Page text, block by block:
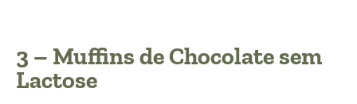
3 – Muffins de Chocolate sem
Lactose